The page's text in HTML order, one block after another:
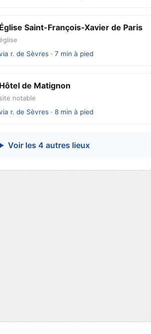
Église Saint-François-Xavier de Paris
r. de Sèvres · 7 min à pied
Hôtel de Matignon
site notable
r. de Sèvres · 8 min à pied
Voir les 4 autres lieux